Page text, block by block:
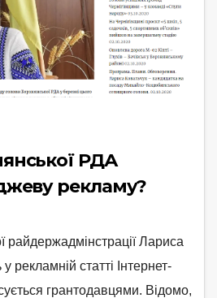
РДА
рекламу?
райдержадмінстрації Лариса
рекламній статті Інтернет-
грантодавцями. Відомо,